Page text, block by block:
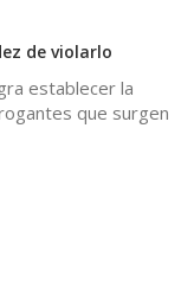
de violarlo
establecer la
que surgen